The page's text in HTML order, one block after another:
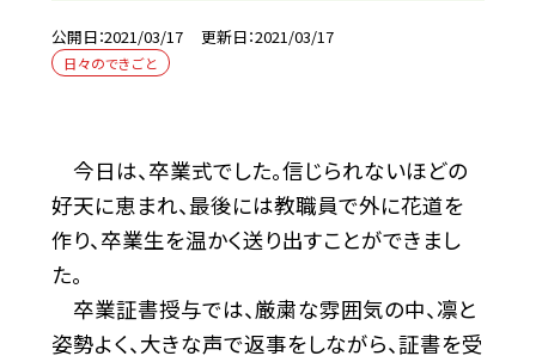
公開日 2021/03/17 更新日 2021/03/17
日々のできごと
今日は、卒業式でした。信じられないほどの
好天に恵まれ、最後には教職員で外に花道を
作り、卒業生を温かく送り出すことができまし
た。
卒業証書授与では、厳粛な雰囲気の中、凛と
姿勢よく、大きな声で返事をしながら、証書を受